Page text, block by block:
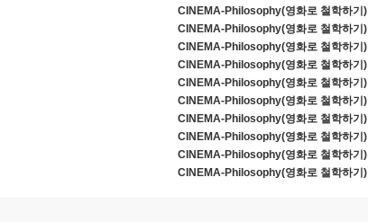
CINEMA-Philosophy(영화로 철학하기)
CINEMA-Philosophy(영화로 철학하기)
CINEMA-Philosophy(영화로 철학하기)
CINEMA-Philosophy(영화로 철학하기)
CINEMA-Philosophy(영화로 철학하기)
CINEMA-Philosophy(영화로 철학하기)
CINEMA-Philosophy(영화로 철학하기)
CINEMA-Philosophy(영화로 철학하기)
CINEMA-Philosophy(영화로 철학하기)
CINEMA-Philosophy(영화로 철학하기)